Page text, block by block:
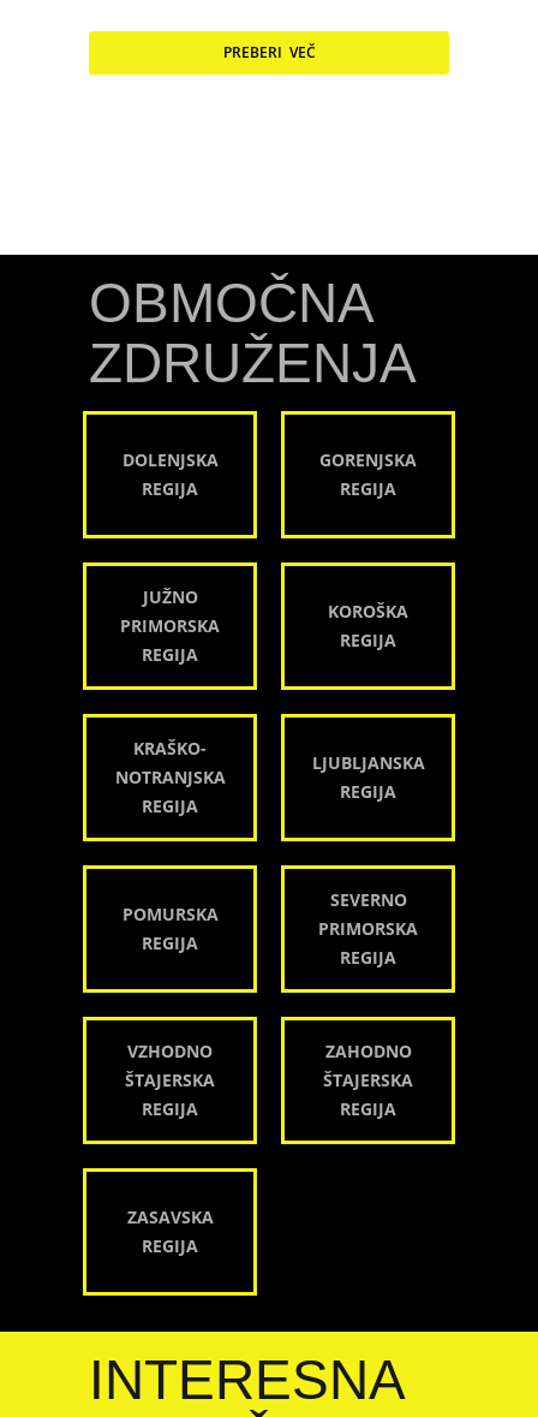
PREBERI VEČ
OBMOČNA
ZDRUŽENJA
DOLENJSKA
REGIJA
GORENJSKA
REGIJA
JUŽNO
PRIMORSKA
REGIJA
KOROŠKA
REGIJA
KRAŠKO-
NOTRANJSKA
REGIJA
LJUBLJANSKA
REGIJA
POMURSKA
REGIJA
SEVERNO
PRIMORSKA
REGIJA
VZHODNO
ŠTAJERSKA
REGIJA
ZAHODNO
ŠTAJERSKA
REGIJA
ZASAVSKA
REGIJA
INTERESNA